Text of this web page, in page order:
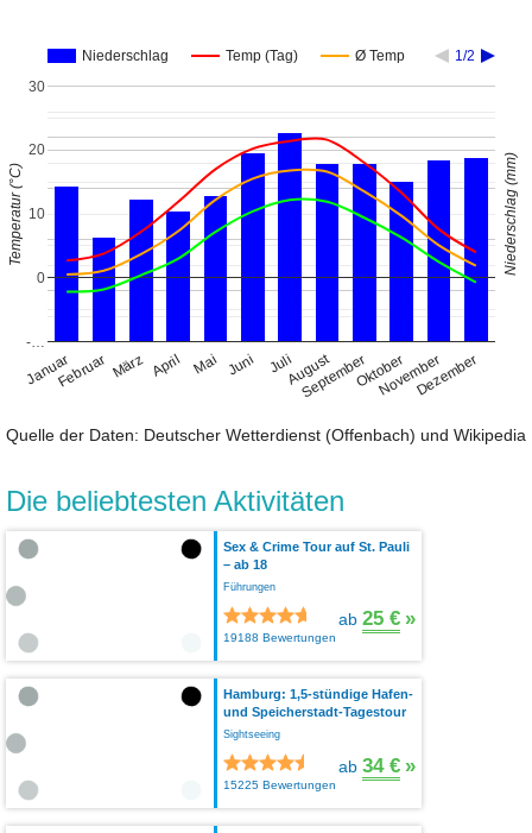
Niederschlag Temp (Tag) Ø Temp 1/2
JanuarFebruar März April Mai Juni JuliAugust
SeptemberOktober
NovemberDezember
-…
0
10
20
30
Temperatur (°C) Niederschlag (mm)
Quelle der Daten: Deutscher Wetterdienst (Offenbach) und Wikipedia
Die beliebtesten Aktivitäten
Sex & Crime Tour auf St. Pauli
– ab 18
Führungen
19188 Bewertungen
ab 25 € »
Hamburg: 1,5-stündige Hafen-
und Speicherstadt-Tagestour
Sightseeing
15225 Bewertungen
ab 34 € »